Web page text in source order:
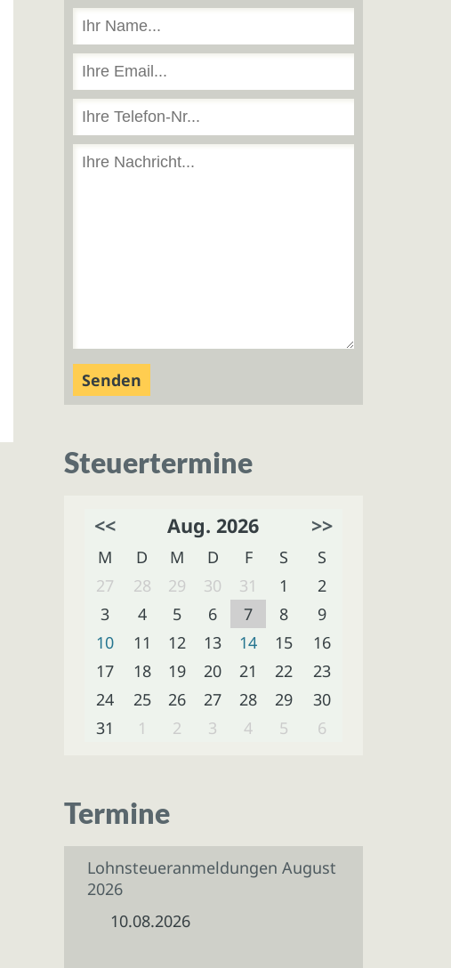
Steuertermine
<< Aug. 2026 >>
M D M D F S
S
27
28 29 30 31 1
2
3
4 5 6 7 8
9
10
11 12 13 14 15
16
17
18 19 20 21 22
23
24
25 26 27 28 29
30
31
1 2 3 4 5 6
Termine
Lohnsteueranmeldungen August
2026
10.08.2026